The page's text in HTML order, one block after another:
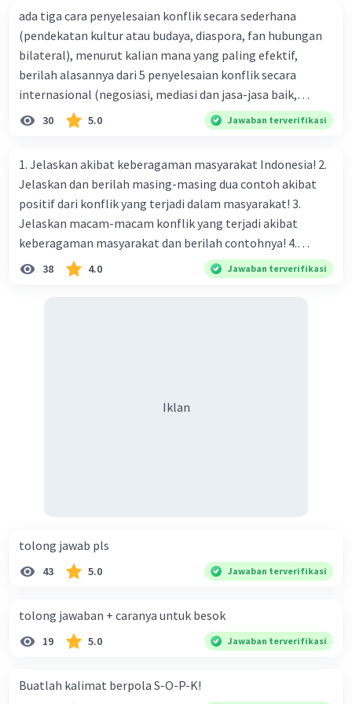
dalam isi Perjanjian Bongaya adalah Sultan Hassanudin
harus meninggalkan Makassar, yang tidak termasuk
dalam isi perjanjian tersebut. Oleh karena itu, jawaban
untuk pertanyaan ini adalah nomor (4) dan (5), yang
menunjukkan bahwa Sultan Hassanudin harus
meninggalkan Makassar dan VOC berhak untuk
mengangkat dan memberhentikan raja Makassar bukan
【Jawaban】：d. (4) dan (5)
Beri Rating·0.0( 0) Balas
ada tiga cara penyelesaian konflik secara sederhana
(pendekatan kultur atau budaya, diaspora, fan hubungan
bilateral), menurut kalian mana yang paling efektif,
berilah alasannya dari 5 penyelesaian konflik secara
internasional (negosiasi, mediasi dan jasa-jasa baik,
konsiliasi, penyelidikan, dan penyelesaian di bawah
naungan organisasi PBB), menurut kalian mana yang
30 5.0 Jawaban terverifikasi
1. Jelaskan akibat keberagaman masyarakat Indonesia! 2.
Jelaskan dan berilah masing-masing dua contoh akibat
positif dari konflik yang terjadi dalam masyarakat! 3.
Jelaskan macam-macam konflik yang terjadi akibat
keberagaman masyarakat dan berilah contohnya! 4.
Mengapa dalam masyarakat yang memiliki keberagaman
38 4.0 Jawaban terverifikasi
Iklan
tolong jawab pls
43 5.0 Jawaban terverifikasi
tolong jawaban + caranya untuk besok
19 5.0 Jawaban terverifikasi
Buatlah kalimat berpola S-O-P-K!